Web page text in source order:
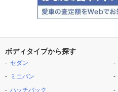
ボディタイプから探す
セダン
ミニバン
ハッチバック